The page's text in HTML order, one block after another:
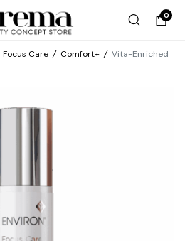
0
Focus Care / Comfort+ / Vita-Enriched